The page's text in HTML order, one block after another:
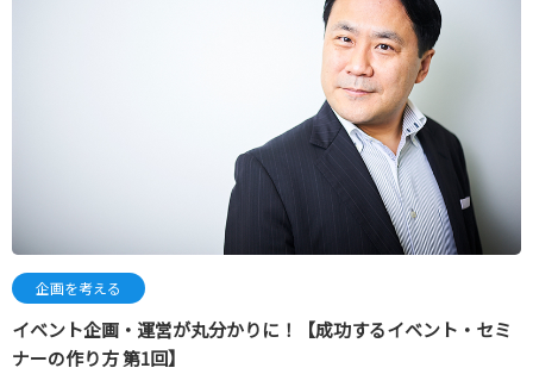
企画を考える
イベント企画・運営が丸分かりに！【成功するイベント・セミ
ナーの作り方 第1回】